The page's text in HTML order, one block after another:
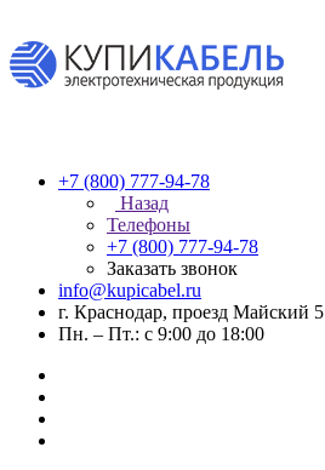
+7 (800) 777-94-78
Назад
Телефоны
+7 (800) 777-94-78
Заказать звонок
info@kupicabel.ru
г. Краснодар, проезд Майский 5
Пн. – Пт.: с 9:00 до 18:00